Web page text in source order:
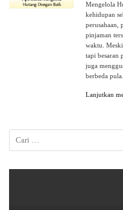
Mengelola
kehidupan
perusahaan,
pinjaman
waktu.
tapi besaran
juga
berbeda
Lanjutkan